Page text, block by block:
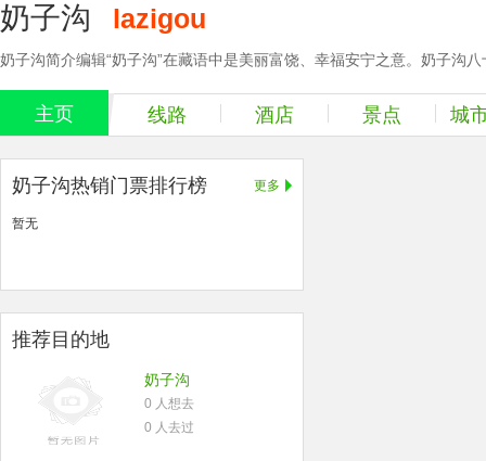
奶子沟 lazigou
奶子沟简介编辑“奶子沟”在藏语中是美丽富饶、幸福安宁之意。奶子沟
主页 线路 酒店 景点 城
更多
奶子沟热销门票排行榜
暂无
推荐目的地
奶子沟
0 人想去
0 人去过